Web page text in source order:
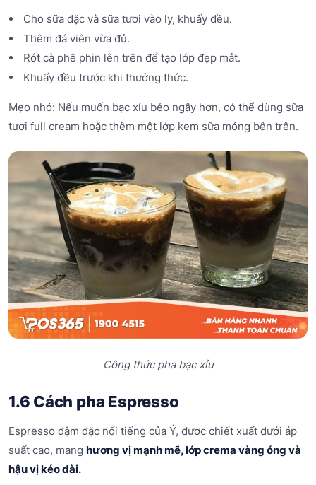
Cho sữa đặc và sữa tươi vào ly, khuấy đều.
Thêm đá viên vừa đủ.
Rót cà phê phin lên trên để tạo lớp đẹp mắt.
Khuấy đều trước khi thưởng thức.
Mẹo nhỏ: Nếu muốn bạc xỉu béo ngậy hơn, có thể dùng sữa
tươi full cream hoặc thêm một lớp kem sữa mỏng bên trên.
Công thức pha bạc xỉu
1.6 Cách pha Espresso
Espresso đậm đặc nổi tiếng của Ý, được chiết xuất dưới áp
suất cao, mang hương vị mạnh mẽ, lớp crema vàng óng và
hậu vị kéo dài.